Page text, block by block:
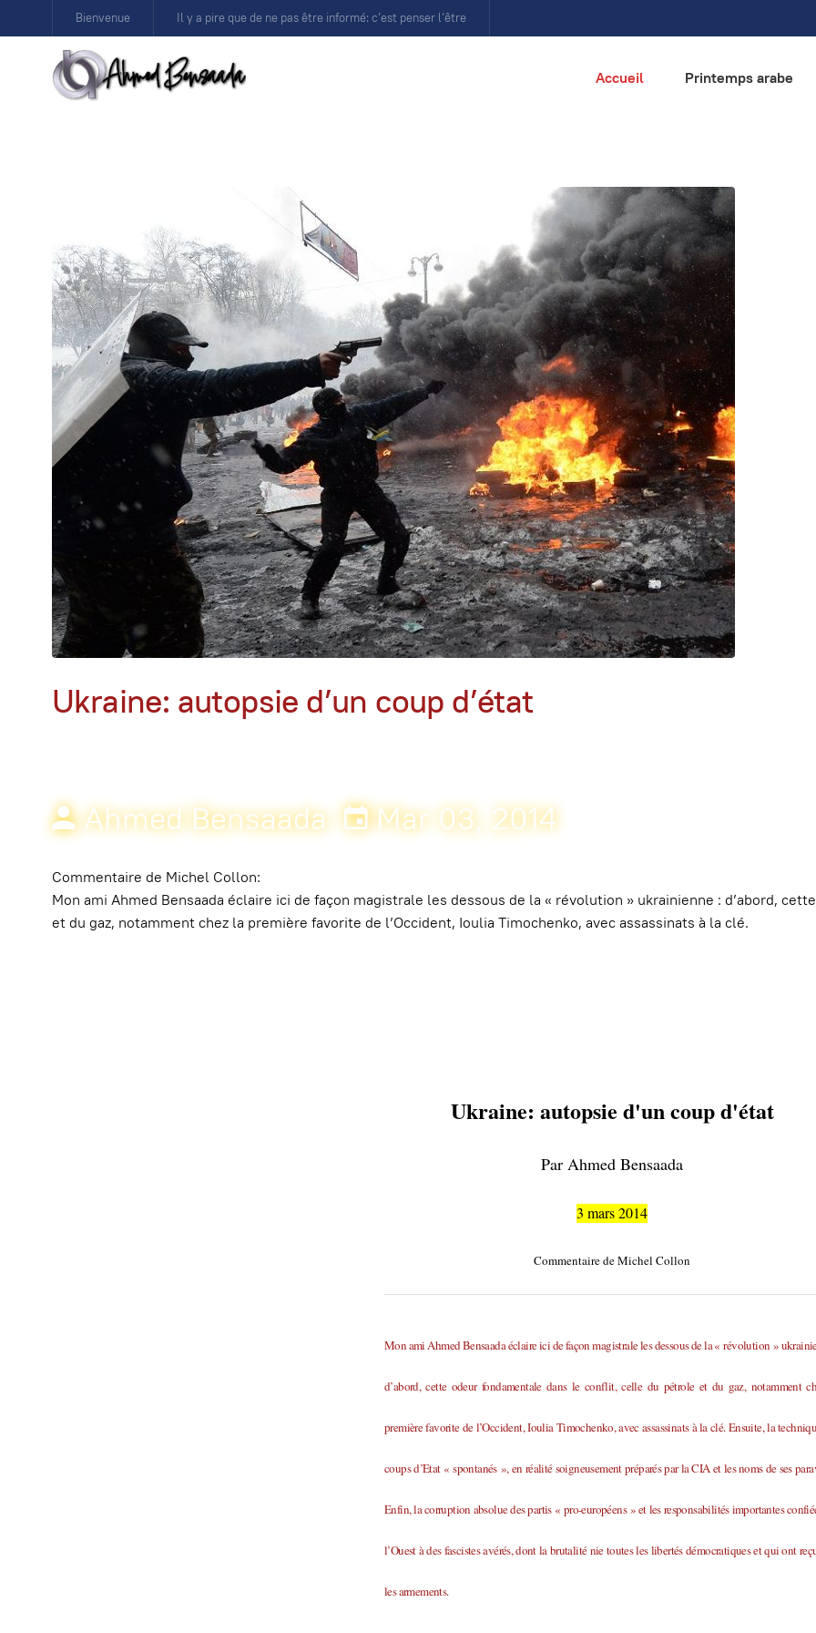
Bienvenue Il y a pire que de ne pas être informé: c’est penser l’être
Accueil Printemps arabe
Ukraine: autopsie d’un coup d’état
Ahmed Bensaada Mar 03, 2014
Commentaire de Michel Collon:
Mon ami Ahmed Bensaada éclaire ici de façon magistrale les dessous de la « révolution » ukrainienne : d’abord,
et du gaz, notamment chez la première favorite de l’Occident, Ioulia Timochenko, avec assassinats à la clé.
Ukraine: autopsie d'un coup d'état
Par Ahmed Bensaada
3 mars 2014
Commentaire de Michel Collon
Mon ami Ahmed Bensaada éclaire ici de façon magistrale les dessous de la « révolution »
d’abord, cette odeur fondamentale dans le conflit, celle du pétrole et du gaz, notamment
première favorite de l’Occident, Ioulia Timochenko, avec assassinats à la clé. Ensuite, la
coups d’Etat « spontanés », en réalité soigneusement préparés par la CIA et les noms de ses
Enfin, la corruption absolue des partis « pro-européens » et les responsabilités importantes
l’Ouest à des fascistes avérés, dont la brutalité nie toutes les libertés démocratiques et qui ont
les armements.